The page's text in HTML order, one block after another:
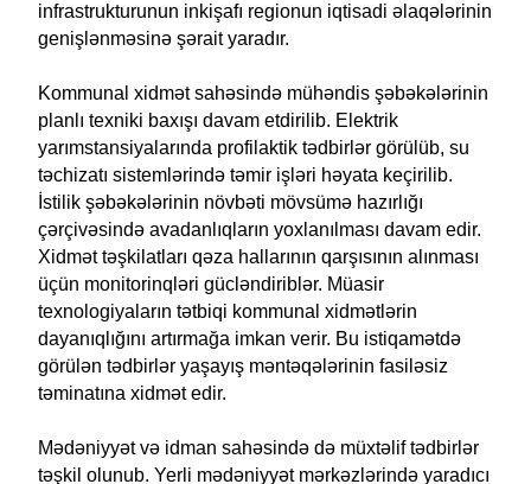
infrastrukturunun inkişafı regionun iqtisadi əlaqələrinin
genişlənməsinə şərait yaradır.
Kommunal xidmət sahəsində mühəndis şəbəkələrinin
planlı texniki baxışı davam etdirilib. Elektrik
yarımstansiyalarında profilaktik tədbirlər görülüb, su
təchizatı sistemlərində təmir işləri həyata keçirilib.
İstilik şəbəkələrinin növbəti mövsümə hazırlığı
çərçivəsində avadanlıqların yoxlanılması davam edir.
Xidmət təşkilatları qəza hallarının qarşısının alınması
üçün monitorinqləri gücləndiriblər. Müasir
texnologiyaların tətbiqi kommunal xidmətlərin
dayanıqlığını artırmağa imkan verir. Bu istiqamətdə
görülən tədbirlər yaşayış məntəqələrinin fasiləsiz
təminatına xidmət edir.
Mədəniyyət və idman sahəsində də müxtəlif tədbirlər
təşkil olunub. Yerli mədəniyyət mərkəzlərində yaradıcı